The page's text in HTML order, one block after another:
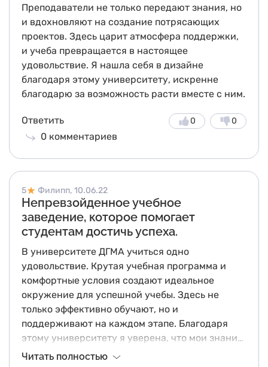
Преподаватели не только передают знания, но
и вдохновляют на создание потрясающих
проектов. Здесь царит атмосфера поддержки,
и учеба превращается в настоящее
удовольствие. Я нашла себя в дизайне
благодаря этому университету, искренне
благодарю за возможность расти вместе с ним.
Ответить
0 комментариев
0
0
5 10.06.22
Филипп,
Непревзойденное учебное
заведение, которое помогает
студентам достичь успеха.
В университете ДГМА учиться одно
удовольствие. Крутая учебная программа и
комфортные условия создают идеальное
окружение для успешной учебы. Здесь не
только эффективно обучают, но и
поддерживают на каждом этапе. Благодаря
этому университету я уверена, что мои знания
помогут мне раскрыть свой потенциал.
Читать полностью